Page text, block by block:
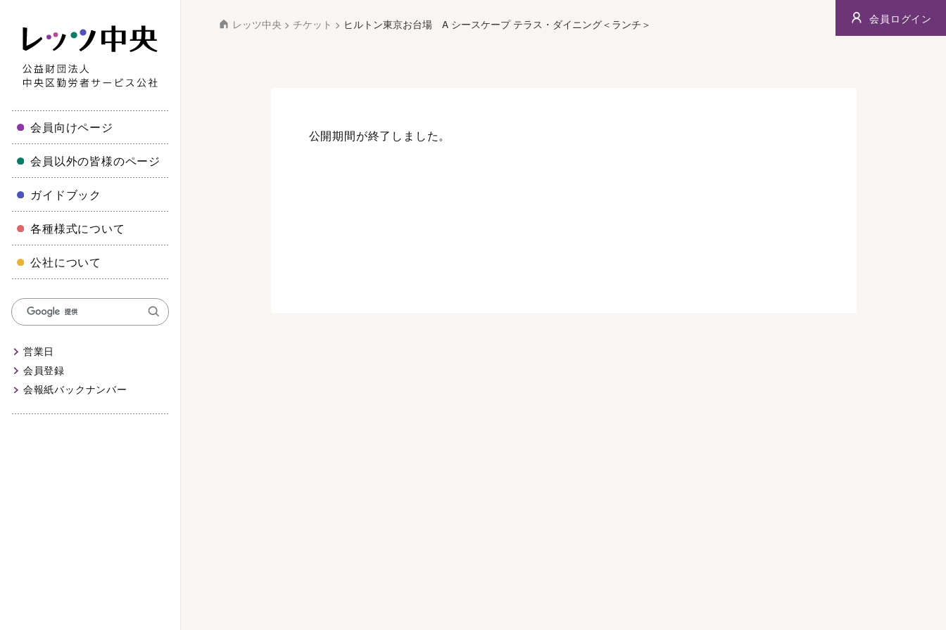
会員向けページ
会員以外の皆様のページ
ガイドブック
各種様式について
公社について
営業日
会員登録
会報紙バックナンバー
会員ログイン
レッツ中央 > チケット > ヒルトン東京お台場 A シースケープ テラス・ダイニング＜ランチ＞
公開期間が終了しました。